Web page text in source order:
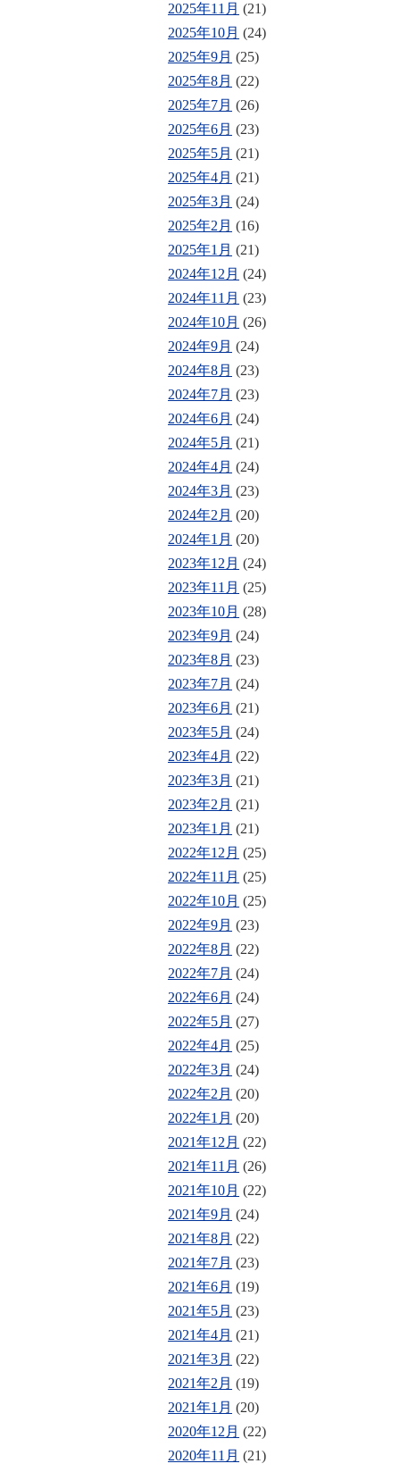
2025年11月 (21)
2025年10月 (24)
2025年9月 (25)
2025年8月 (22)
2025年7月 (26)
2025年6月 (23)
2025年5月 (21)
2025年4月 (21)
2025年3月 (24)
2025年2月 (16)
2025年1月 (21)
2024年12月 (24)
2024年11月 (23)
2024年10月 (26)
2024年9月 (24)
2024年8月 (23)
2024年7月 (23)
2024年6月 (24)
2024年5月 (21)
2024年4月 (24)
2024年3月 (23)
2024年2月 (20)
2024年1月 (20)
2023年12月 (24)
2023年11月 (25)
2023年10月 (28)
2023年9月 (24)
2023年8月 (23)
2023年7月 (24)
2023年6月 (21)
2023年5月 (24)
2023年4月 (22)
2023年3月 (21)
2023年2月 (21)
2023年1月 (21)
2022年12月 (25)
2022年11月 (25)
2022年10月 (25)
2022年9月 (23)
2022年8月 (22)
2022年7月 (24)
2022年6月 (24)
2022年5月 (27)
2022年4月 (25)
2022年3月 (24)
2022年2月 (20)
2022年1月 (20)
2021年12月 (22)
2021年11月 (26)
2021年10月 (22)
2021年9月 (24)
2021年8月 (22)
2021年7月 (23)
2021年6月 (19)
2021年5月 (23)
2021年4月 (21)
2021年3月 (22)
2021年2月 (19)
2021年1月 (20)
2020年12月 (22)
2020年11月 (21)